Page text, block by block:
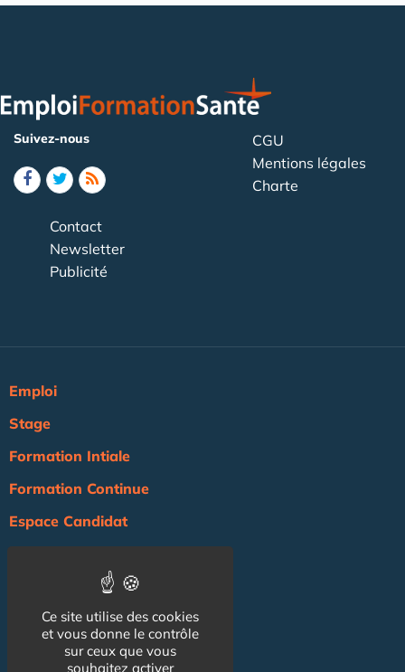
Suivez-nous
CGU
Mentions légales
Charte
Contact
Newsletter
Publicité
Emploi
Stage
Formation Intiale
Formation Continue
Espace Candidat
Agenda
NOS AUTRES SITES :
Ce site utilise des cookies
et vous donne le contrôle
sur ceux que vous
souhaitez activer